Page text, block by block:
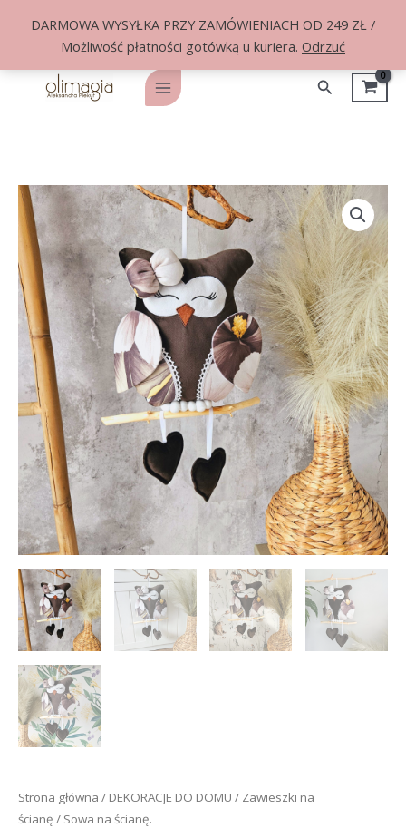
DARMOWA WYSYŁKA PRZY ZAMÓWIENIACH OD 249 ZŁ /
Możliwość płatności gotówką u kuriera. Odrzuć
Main
Szukaj
Strona główna / DEKORACJE DO DOMU / Zawieszki na
ścianę / Sowa na ścianę.